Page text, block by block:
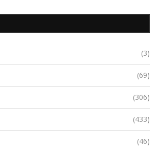
(3)
(69)
(306)
(433)
(46)